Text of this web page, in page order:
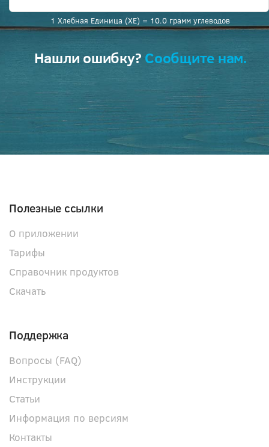
1 Хлебная Единица (ХЕ) = 10.0 грамм углеводов
Нашли ошибку?Сообщите нам.
Полезные ссылки
О приложении
Тарифы
Справочник продуктов
Скачать
Поддержка
Вопросы (FAQ)
Инструкции
Статьи
Информация по версиям
Контакты